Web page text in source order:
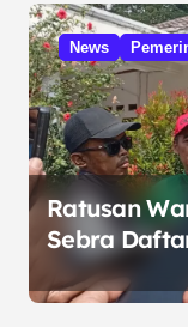
News
Ratusan
Sebra
Jaya,